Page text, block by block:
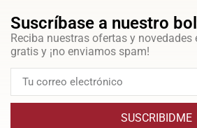
Suscríbase a nuestro
Reciba nuestras ofertas y novedades
gratis y ¡no enviamos spam!
SUSCRIBIDME